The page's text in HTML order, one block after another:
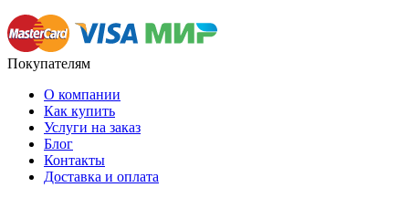
Покупателям
О компании
Как купить
Услуги на заказ
Блог
Контакты
Доставка и оплата